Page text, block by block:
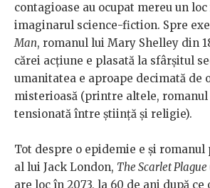
contagioase au ocupat mereu un
imaginarul science-fiction. Spre
Man, romanul lui Mary Shelley din
cărei acțiune e plasată la sfârșitul
umanitatea e aproape decimată de
misterioasă (printre altele, romanul
tensionată între știință și religie).
Tot despre o epidemie e și
al lui Jack London, The Scarlet Plague
are loc în 2073, la 60 de ani după ce